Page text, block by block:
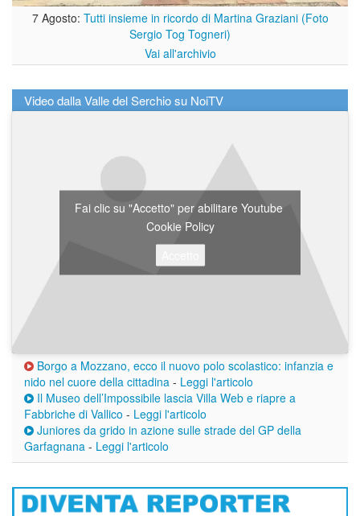
7 Agosto: Tutti insieme in ricordo di Martina Graziani (Foto
Sergio Tog Togneri)
Vai all'archivio
Video dalla Valle del Serchio su NoiTV
Fai clic su "Accetto" per abilitare Youtube
Cookie Policy
Borgo a Mozzano, ecco il nuovo polo scolastico: infanzia e
nido nel cuore della cittadina - Leggi l'articolo
Il Museo dell’Impossibile lascia Villa Web e riapre a
Fabbriche di Vallico - Leggi l'articolo
Juniores da grido in azione sulle strade del GP della
Garfagnana - Leggi l'articolo